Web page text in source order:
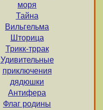
моря
Тайна
Вильгельма
Шторица
Трикк-тррак
Удивительные
приключения
дядюшки
Антифера
Флаг родины